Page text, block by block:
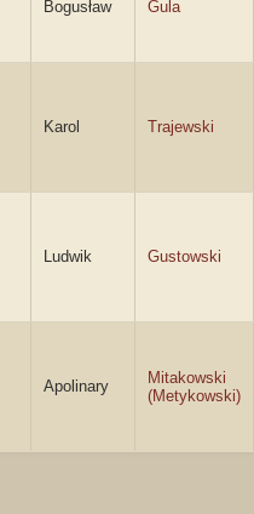
Bogusław Gula
Karol Trajewski
Ludwik Gustowski
Apolinary
Mitakowski
(Metykowski)